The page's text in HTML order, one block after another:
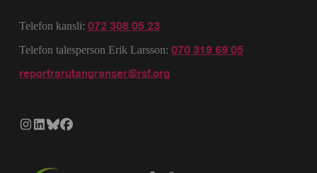
Telefon kansli: 072 308 05 23
Telefon talesperson Erik Larsson: 070 319 69 05
reportrarutangranser@rsf.org